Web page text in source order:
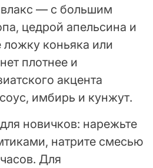
— с большим
цедрой апельсина и
коньяка или
плотнее и
акцента
имбирь и кунжут.
новичков: нарежьте
натрите смесью
Для